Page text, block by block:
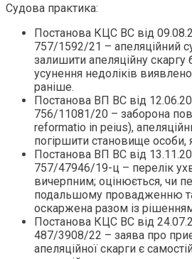
Судова практика:
Постанова КЦС ВС від
757/1592/21 – апеляційний
залишити апеляційну скаргу
усунення недоліків
раніше.
Постанова ВП ВС від
756/11081/20 – заборона
reformatio in peius),
погіршити становище особи,
Постанова ВП ВС від
757/47946/19-ц – перелік
вичерпним; оцінюється, чи
подальшому провадженню
оскаржена разом із
Постанова КЦС ВС від
487/3908/22 – заява про
апеляційної скарги є